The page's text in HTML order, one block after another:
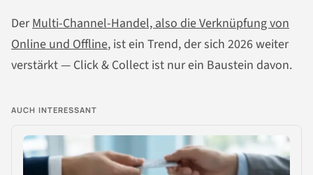
DerMulti-Channel-Handel, also die Verknüpfung von
Online und Offline, ist ein Trend, der sich 2026 weiter
verstärkt — Click & Collect ist nur ein Baustein davon.
AUCH INTERESSANT